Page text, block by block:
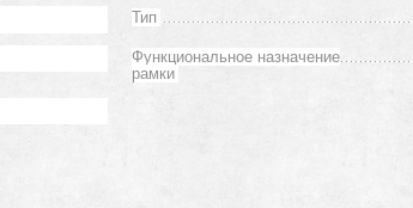
Тип
Функциональное назначение
рамки